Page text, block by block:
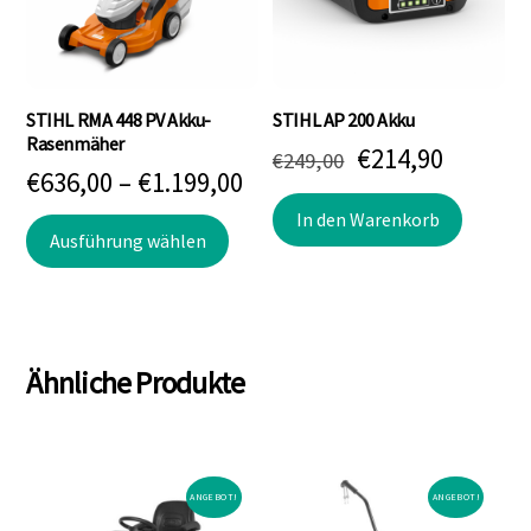
STIHL RMA 448 PV Akku-
Rasenmäher
€636,00 – €1.199,00 Preisspanne:
€636,00
Ausführung wählen
Dieses
Produkt
auf.
können
auf
STIHL AP 200 Akku
€249,00 Ursprünglicher
Preis
war:
€214,90
Preis
ist:
In den Warenkorb
Ähnliche Produkte
ANGEBOT! ANGEBOT!